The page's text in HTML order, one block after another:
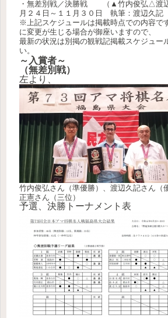
・無差別戦／決勝戦 （▲竹内俊弘△渡辺
月２４日～１１月３０日 執筆：渡辺久記
※上記スケジュールは掲載時点での内容で
に変更が生じる場合が御座いますので、
最新の状況は別掲の観戦記掲載スケジュー
い。
～入賞者～
（無差別戦）
左より、
竹内俊弘さん （準優勝）、渡辺久記さん
正憲さん（三位）
予選、決勝トーナメント表